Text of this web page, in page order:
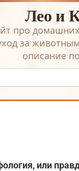
Лео и
про
за
описание
или